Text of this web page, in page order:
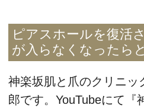
ピアスホールを復活
が入らなくなったら
神楽坂肌と爪のクリニッ
郎です。YouTubeにて『